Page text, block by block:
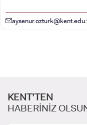
KENT’TEN
HABERİNİZ